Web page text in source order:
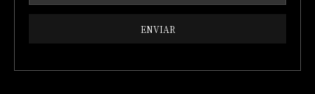
ENVIAR